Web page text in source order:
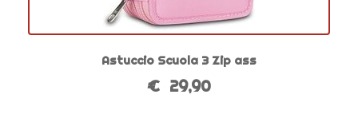
Astuccio Scuola 3 Zip ass
€ 29,90